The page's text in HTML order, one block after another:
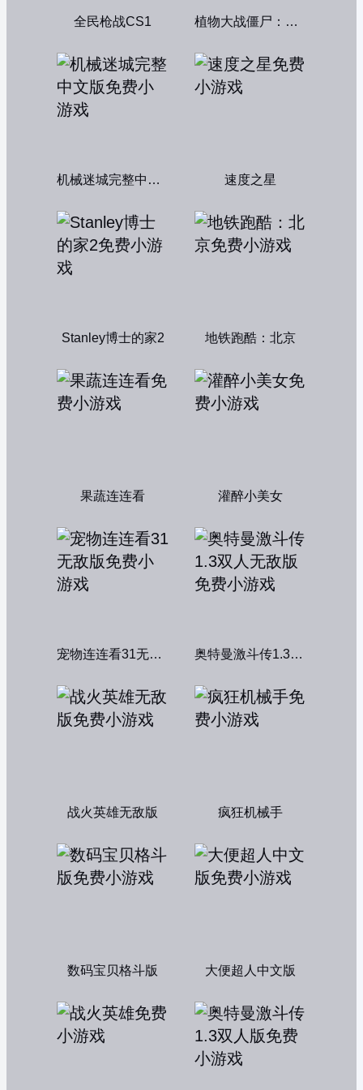
全民枪战CS1 植物大战僵尸：融合变种
机械迷城完整中文版 速度之星
Stanley博士的家2 地铁跑酷：北京
果蔬连连看 灌醉小美女
宠物连连看31无敌版 奥特曼激斗传1.3双人无敌版
战火英雄无敌版 疯狂机械手
数码宝贝格斗版 大便超人中文版